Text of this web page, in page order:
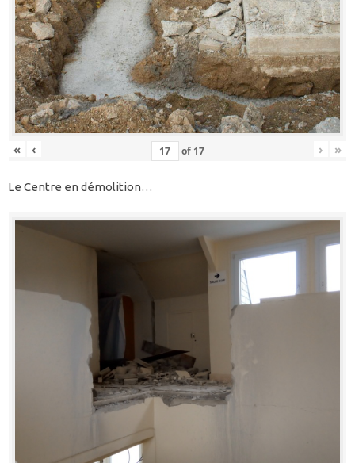
« ‹ of 17 › »
Le Centre en démolition…